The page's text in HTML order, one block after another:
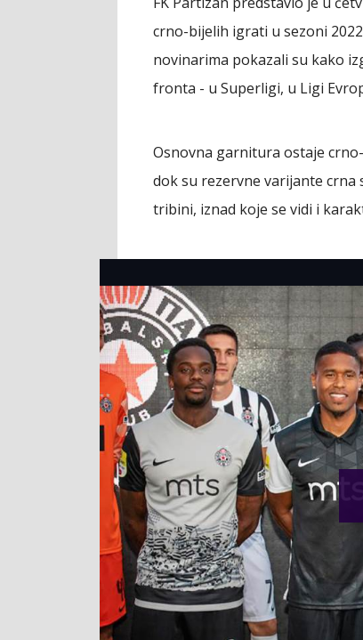
crno-bijelih igrati u sezoni
novinarima pokazali su kako
fronta - u Superligi, u Ligi
Osnovna garnitura ostaje
dok su rezervne varijante crna
tribini, iznad koje se vidi i